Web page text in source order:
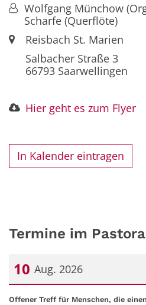
Von:Wolfgang Münchow
Scharfe (Querflöte)
Ort:Reisbach St. Marien
Salbacher Straße 3
66793Saarwellingen
Hier geht es zum Flyer
In Kalender eintragen
Termine im
10 Aug. 2026
Datum: 10. August 2026
Offener Treff für Menschen, die